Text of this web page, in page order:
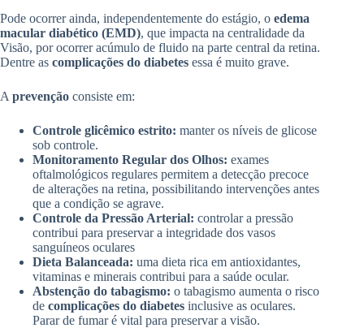
Pode ocorrer ainda, independentemente do estágio, o edema
macular diabético (EMD), que impacta na centralidade da
Visão, por ocorrer acúmulo de fluido na parte central da retina.
Dentre as complicações do diabetes essa é muito grave.
A prevenção consiste em:
Controle glicêmico estrito: manter os níveis de glicose
sob controle.
Monitoramento Regular dos Olhos: exames
oftalmológicos regulares permitem a detecção precoce
de alterações na retina, possibilitando intervenções antes
que a condição se agrave.
Controle da Pressão Arterial: controlar a pressão
contribui para preservar a integridade dos vasos
sanguíneos oculares
Dieta Balanceada: uma dieta rica em antioxidantes,
vitaminas e minerais contribui para a saúde ocular.
Abstenção do tabagismo: o tabagismo aumenta o risco
de complicações do diabetes inclusive as oculares.
Parar de fumar é vital para preservar a visão.